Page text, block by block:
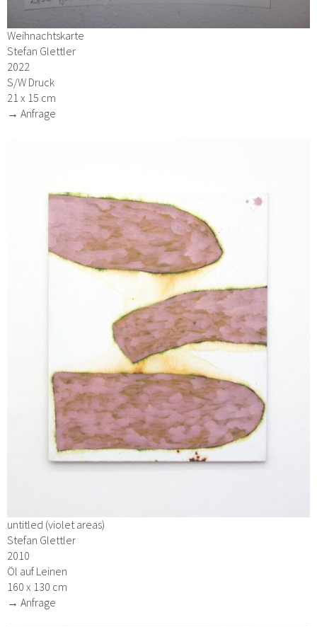
Weihnachtskarte
Stefan Glettler
2022
S/W Druck
21 x 15 cm
→ Anfrage
untitled (violet areas)
Stefan Glettler
2010
Öl auf Leinen
160 x 130 cm
→ Anfrage